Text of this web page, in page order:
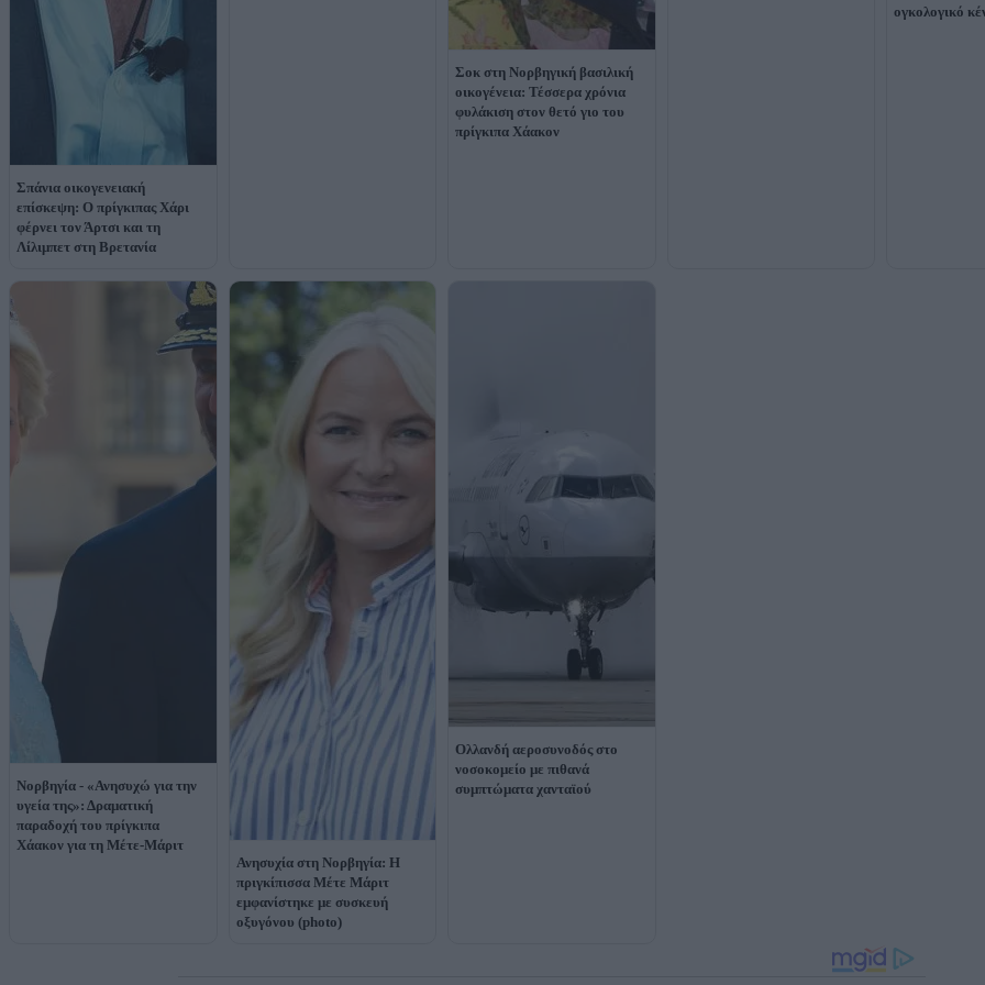
Σπάνια οικογενειακή
επίσκεψη: Ο πρίγκιπας Χάρι
φέρνει τον Άρτσι και τη
Λίλιμπετ στη Βρετανία
Σοκ στη Νορβηγική βασιλική
οικογένεια: Τέσσερα χρόνια
φυλάκιση στον θετό γιο του
πρίγκιπα Χάακον
ογκολογικό
Νορβηγία - «Ανησυχώ για την
υγεία της»: Δραματική
παραδοχή του πρίγκιπα
Χάακον για τη Μέτε-Μάριτ
Ανησυχία στη Νορβηγία: Η
πριγκίπισσα Μέτε Μάριτ
εμφανίστηκε με συσκευή
οξυγόνου (photo)
Ολλανδή αεροσυνοδός στο
νοσοκομείο με πιθανά
συμπτώματα χανταϊού